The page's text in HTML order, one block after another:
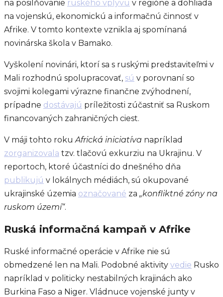
na posilňovanie ruského vplyvu v regióne a dohliada
na vojenskú, ekonomickú a informačnú činnosť v
Afrike. V tomto kontexte vznikla aj spomínaná
novinárska škola v Bamako.
Vyškolení novinári, ktorí sa s ruskými predstaviteľmi v
Mali rozhodnú spolupracovať, sú v porovnaní so
svojimi kolegami výrazne finančne zvýhodnení,
prípadne dostávajú príležitosti zúčastniť sa Ruskom
financovaných zahraničných ciest.
V máji tohto rokuAfrická iniciatíva napríklad
zorganizovala tzv. tlačovú exkurziu na Ukrajinu. V
reportoch, ktoré účastníci do dnešného dňa
publikujú v lokálnych médiách, sú okupované
ukrajinské územia označované za „konfliktné zóny na
ruskom území“.
Ruská informačná kampaň v Afrike
Ruské informačné operácie v Afrike nie sú
obmedzené len na Mali. Podobné aktivity vedie Rusko
napríklad v politicky nestabilných krajinách ako
Burkina Faso a Niger. Vládnuce vojenské junty v